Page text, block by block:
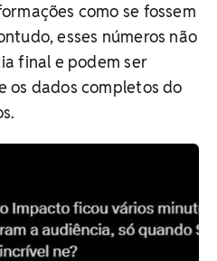
como se fossem
esses números não
final e podem ser
os dados completos do